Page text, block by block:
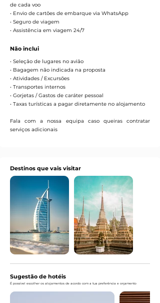
de cada voo
• Envio de cartões de embarque via WhatsApp
• Seguro de viagem
• Assistência em viagem 24/7
Não inclui
• Seleção de lugares no avião
• Bagagem não indicada na proposta
• Atividades / Excursões
• Transportes internos
• Gorjetas / Gastos de caráter pessoal
• Taxas turísticas a pagar diretamente no alojamento
Fala com a nossa equipa caso queiras contratar
serviços adicionais
Destinos que vais visitar
Sugestão de hotéis
É possível escolher os alojamentos de acordo com a tua preferência e orçamento